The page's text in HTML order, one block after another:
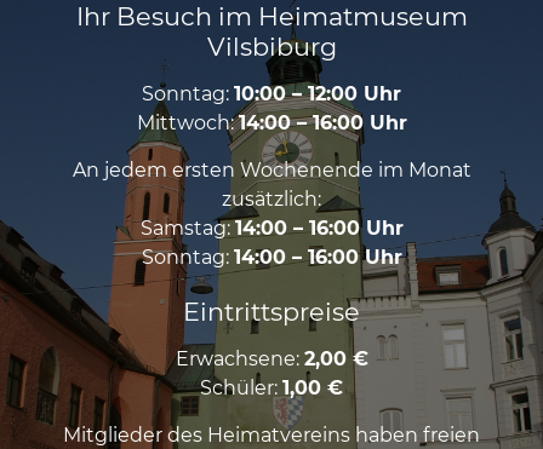
Ihr Besuch im Heimatmuseum
Vilsbiburg
Sonntag: 10:00 – 12:00 Uhr
Mittwoch:14:00 – 16:00 Uhr
An jedem ersten Wochenende im Monat
zusätzlich:
Samstag: 14:00 – 16:00 Uhr
Sonntag: 14:00 – 16:00 Uhr
Eintrittspreise
Erwachsene: 2,00 €
Schüler: 1,00 €
Mitglieder des Heimatvereins haben freien